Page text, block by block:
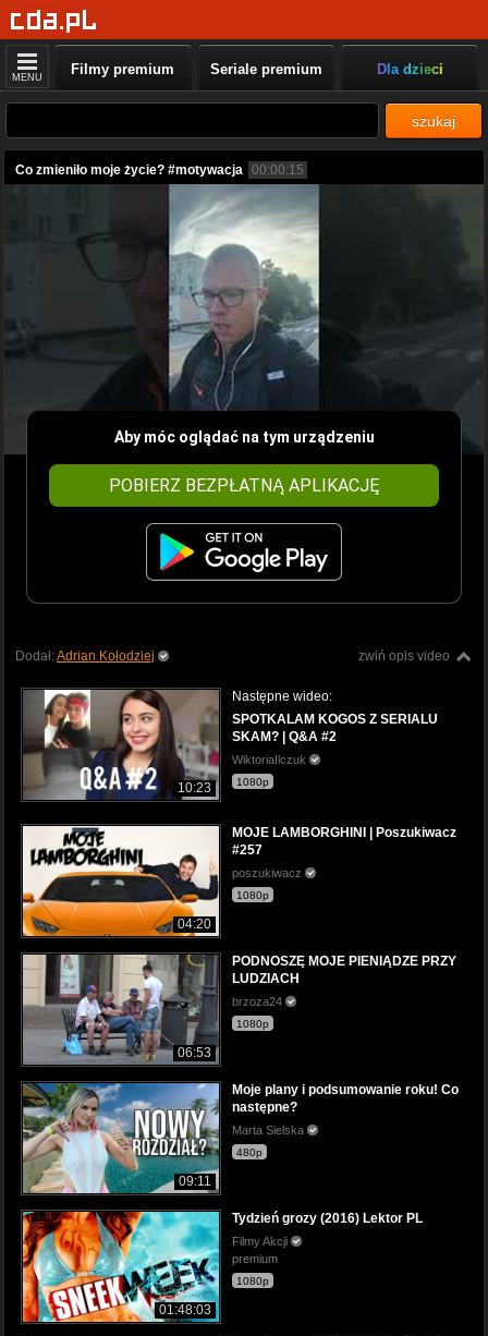
MENU Filmy premium Seriale premium Dla dzieci
szukaj
Co zmieniło moje życie? #motywacja 00:00:15
Aby móc oglądać na tym urządzeniu
POBIERZ BEZPŁATNĄ APLIKACJĘ
zwiń opis video
Dodał:Adrian Kołodziej
10:23
Następne wideo:
SPOTKALAM KOGOS Z SERIALU
SKAM? | Q&A #2
WiktoriaIlczuk
1080p
04:20
MOJE LAMBORGHINI | Poszukiwacz
#257
poszukiwacz
1080p
06:53
PODNOSZĘ MOJE PIENIĄDZE PRZY
LUDZIACH
brzoza24
1080p
09:11
Moje plany i podsumowanie roku! Co
następne?
Marta Sielska
480p
01:48:03
Tydzień grozy (2016) Lektor PL
Filmy Akcji
premium
1080p